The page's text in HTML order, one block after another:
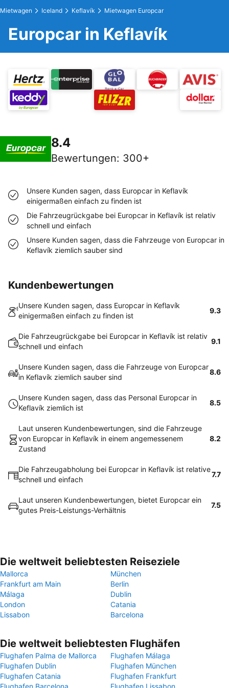
Mietwagen Iceland Keflavík Mietwagen Europcar
Europcar in Keflavík
8.4
Bewertungen: 300+
Unsere Kunden sagen, dass Europcar in Keflavík
einigermaßen einfach zu finden ist
Die Fahrzeugrückgabe bei Europcar in Keflavík ist relativ
schnell und einfach
Unsere Kunden sagen, dass die Fahrzeuge von Europcar in
Keflavík ziemlich sauber sind
Kundenbewertungen
Unsere Kunden sagen, dass Europcar in Keflavík
einigermaßen einfach zu finden ist
9.3
Die Fahrzeugrückgabe bei Europcar in Keflavík ist relativ
schnell und einfach
9.1
Unsere Kunden sagen, dass die Fahrzeuge von Europcar
in Keflavík ziemlich sauber sind
8.6
Unsere Kunden sagen, dass das Personal Europcar in
Keflavík ziemlich ist
8.5
Laut unseren Kundenbewertungen, sind die Fahrzeuge
von Europcar in Keflavík in einem angemessenem
Zustand
8.2
Die Fahrzeugabholung bei Europcar in Keflavík ist relative
schnell und einfach
7.7
Laut unseren Kundenbewertungen, bietet Europcar ein
gutes Preis-Leistungs-Verhältnis
7.5
Die weltweit beliebtesten Reiseziele
Mallorca
München
Frankfurt am Main
Berlin
Málaga
Dublin
London
Catania
Lissabon
Barcelona
Die weltweit beliebtesten Flughäfen
Flughafen Palma de Mallorca
Flughafen Málaga
Flughafen Dublin
Flughafen München
Flughafen Catania
Flughafen Frankfurt
Flughafen Barcelona
Flughafen Lissabon